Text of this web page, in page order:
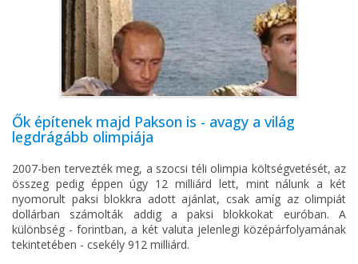
Ők építenek majd Pakson is - avagy a világ
legdrágább olimpiája
2007-ben tervezték meg, a szocsi téli olimpia költségvetését, az
összeg pedig éppen úgy 12 milliárd lett, mint nálunk a két
nyomorult paksi blokkra adott ajánlat, csak amíg az olimpiát
dollárban számolták addig a paksi blokkokat euróban. A
különbség - forintban, a két valuta jelenlegi középárfolyamának
tekintetében - csekély 912 milliárd.